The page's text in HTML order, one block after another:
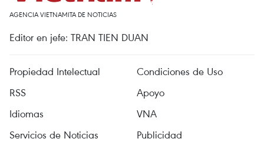
AGENCIA VIETNAMITA DE NOTICIAS
Editor en jefe: TRAN TIEN DUAN
Propiedad Intelectual
Condiciones de Uso
RSS
Apoyo
Idiomas
VNA
Servicios de Noticias
Publicidad